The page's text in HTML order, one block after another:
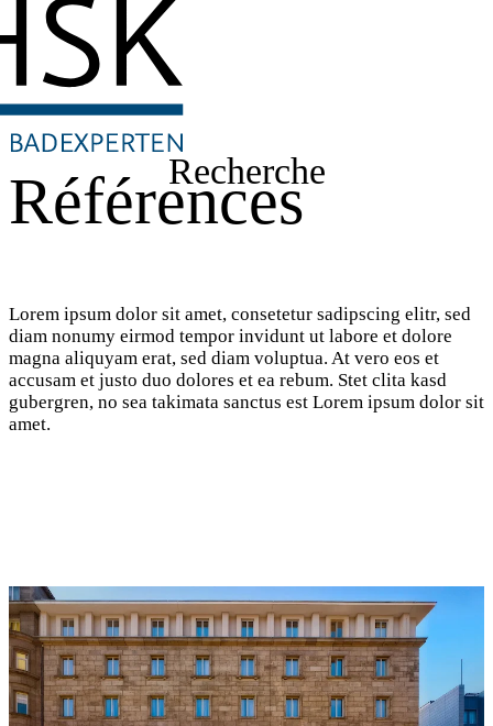
Recherche
Références
Lorem ipsum dolor sit amet, consetetur sadipscing elitr, sed
diam nonumy eirmod tempor invidunt ut labore et dolore
magna aliquyam erat, sed diam voluptua. At vero eos et
accusam et justo duo dolores et ea rebum. Stet clita kasd
gubergren, no sea takimata sanctus est Lorem ipsum dolor sit
amet.